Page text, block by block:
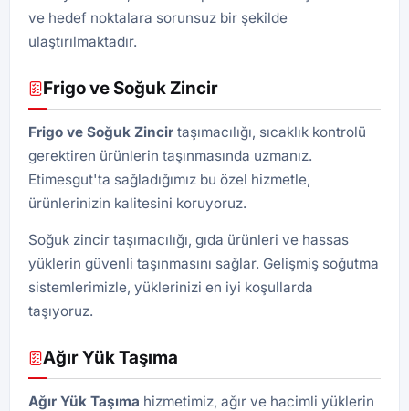
ve hedef noktalara sorunsuz bir şekilde
ulaştırılmaktadır.
Frigo ve Soğuk Zincir
Frigo ve Soğuk Zincir taşımacılığı, sıcaklık kontrolü
gerektiren ürünlerin taşınmasında uzmanız.
Etimesgut'ta sağladığımız bu özel hizmetle,
ürünlerinizin kalitesini koruyoruz.
Soğuk zincir taşımacılığı, gıda ürünleri ve hassas
yüklerin güvenli taşınmasını sağlar. Gelişmiş soğutma
sistemlerimizle, yüklerinizi en iyi koşullarda
taşıyoruz.
Ağır Yük Taşıma
Ağır Yük Taşıma hizmetimiz, ağır ve hacimli yüklerin